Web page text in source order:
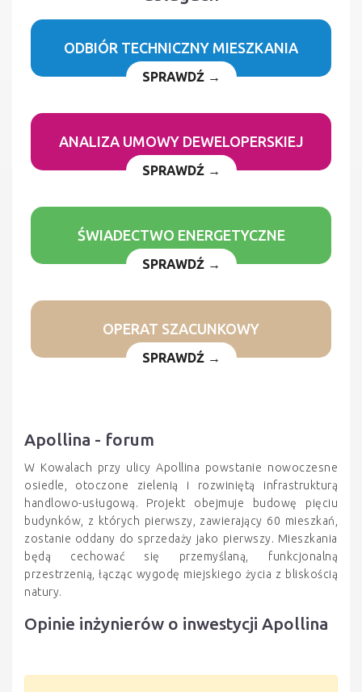
ODBIÓR TECHNICZNY MIESZKANIA
SPRAWDŹ →
ANALIZA UMOWY DEWELOPERSKIEJ
SPRAWDŹ →
ŚWIADECTWO ENERGETYCZNE
SPRAWDŹ →
OPERAT SZACUNKOWY
SPRAWDŹ →
Apollina - forum
W Kowalach przy ulicy Apollina powstanie nowoczesne
osiedle, otoczone zielenią i rozwiniętą infrastrukturą
handlowo-usługową. Projekt obejmuje budowę pięciu
budynków, z których pierwszy, zawierający 60 mieszkań,
zostanie oddany do sprzedaży jako pierwszy. Mieszkania
będą cechować się przemyślaną, funkcjonalną
przestrzenią, łącząc wygodę miejskiego życia z bliskością
natury.
Opinie inżynierów o inwestycji Apollina